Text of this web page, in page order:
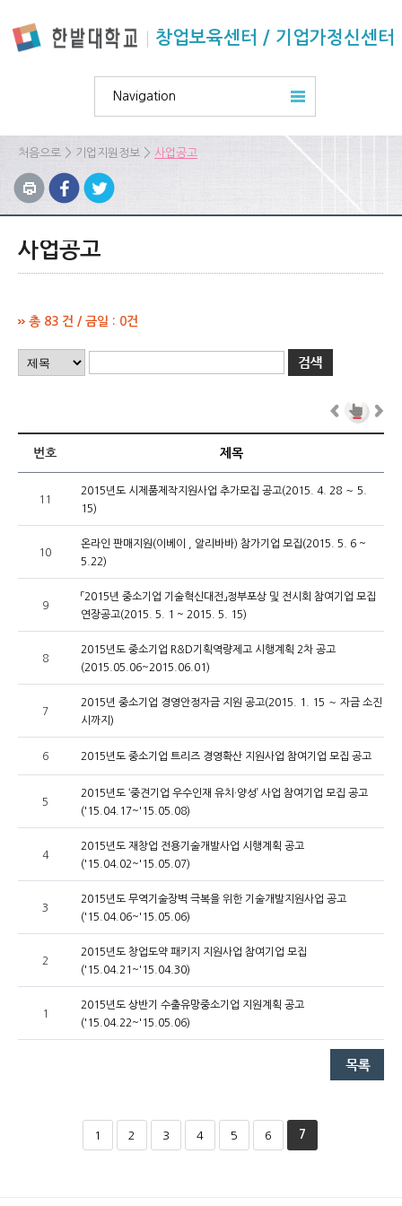
창업보육센터 / 기업가정신센터
Navigation
처음으로 > 기업지원정보 > 사업공고
사업공고
총 83 건 / 금일 : 0건
번호 제목
11
2015년도 시제품제작지원사업 추가모집 공고(2015. 4. 28 ～ 5.
15)
10
온라인 판매지원(이베이 , 알리바바) 참가기업 모집(2015. 5. 6 ~
5.22)
9
「2015년 중소기업 기술혁신대전」정부포상 및 전시회 참여기업 모집
연장공고(2015. 5. 1 ~ 2015. 5. 15)
8
2015년도 중소기업 R&D기획역량제고 시행계획 2차 공고
(2015.05.06~2015.06.01)
7
2015년 중소기업 경영안정자금 지원 공고(2015. 1. 15 ～ 자금 소진
시까지)
6 2015년도 중소기업 트리즈 경영확산 지원사업 참여기업 모집 공고
5
2015년도 ‘중견기업 우수인재 유치·양성’ 사업 참여기업 모집 공고
('15.04.17~'15.05.08)
4
2015년도 재창업 전용기술개발사업 시행계획 공고
('15.04.02~'15.05.07)
3
2015년도 무역기술장벽 극복을 위한 기술개발지원사업 공고
('15.04.06~'15.05.06)
2
2015년도 창업도약 패키지 지원사업 참여기업 모집
('15.04.21~'15.04.30)
1
2015년도 상반기 수출유망중소기업 지원계획 공고
('15.04.22~'15.05.06)
1 2 3 4 5 6 7